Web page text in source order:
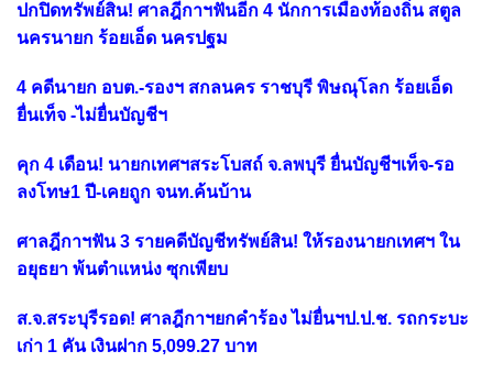
ปกปิดทรัพย์สิน! ศาลฎีกาฯฟันอีก 4 นักการเมืองท้องถิ่น สตูล
นครนายก ร้อยเอ็ด นครปฐม
4 คดีนายก อบต.-รองฯ สกลนคร ราชบุรี พิษณุโลก ร้อยเอ็ด
ยื่นเท็จ -ไม่ยื่นบัญชีฯ
คุก 4 เดือน! นายกเทศฯสระโบสถ์ จ.ลพบุรี ยื่นบัญชีฯเท็จ-รอ
ลงโทษ1 ปี-เคยถูก จนท.ค้นบ้าน
ศาลฎีกาฯฟัน 3 รายคดีบัญชีทรัพย์สิน! ให้รองนายกเทศฯ ใน
อยุธยา พ้นตำแหน่ง ซุกเพียบ
ส.จ.สระบุรีรอด! ศาลฎีกาฯยกคำร้อง ไม่ยื่นฯป.ป.ช. รถกระบะ
เก่า 1 คัน เงินฝาก 5,099.27 บาท